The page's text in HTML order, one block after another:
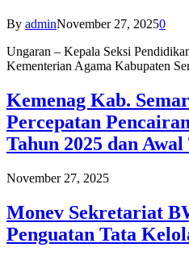
By adminNovember 27, 20250
Ungaran – Kepala Seksi
Kementerian Agama Kabupaten
Kemenag Kab.
Percepatan
Tahun 2025 dan Awal
November 27, 2025
Monev Sekretariat
Penguatan Tata